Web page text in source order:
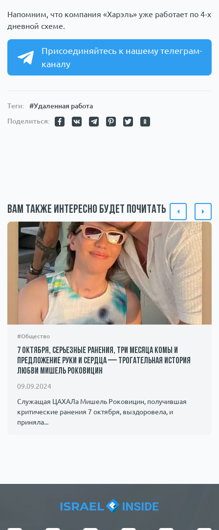
Напомним, что компания «Харэль» уже работает по 4-х
дневной схеме.
Присоединяйтесь к нашему телеграм-
каналу
Теги:
#Удаленная работа
Поделиться:
Вам также интересно будет почитать
#Общество
7 октября, серьезные ранения, три месяца комы и
предложение руки и сердца — трогательная история
любви Мишель Роковицин
09.09.2024
Служащая ЦАХАЛа Мишель Роковицин, получившая
критические ранения 7 октября, выздоровела, и
приняла...